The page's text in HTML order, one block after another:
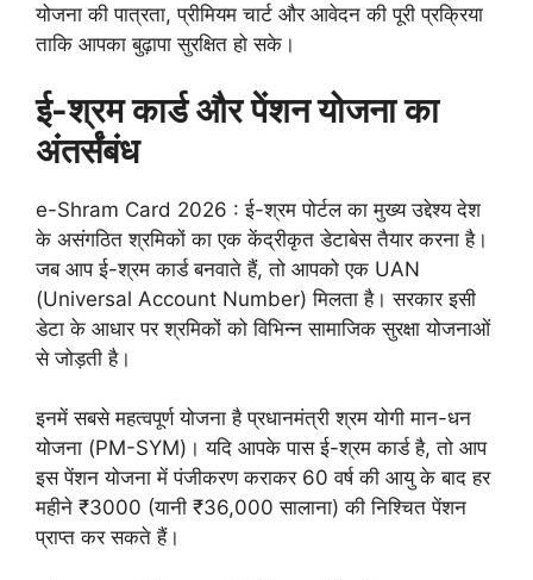
योजना की पात्रता, प्रीमियम चार्ट और आवेदन की पूरी प्रक्रिया
ताकि आपका बुढ़ापा सुरक्षित हो सके।
ई-श्रम कार्ड और पेंशन योजना का
अंतर्संबंध
e-Shram Card 2026 : ई-श्रम पोर्टल का मुख्य उद्देश्य देश
के असंगठित श्रमिकों का एक केंद्रीकृत डेटाबेस तैयार करना है।
जब आप ई-श्रम कार्ड बनवाते हैं, तो आपको एक UAN
(Universal Account Number) मिलता है। सरकार इसी
डेटा के आधार पर श्रमिकों को विभिन्न सामाजिक सुरक्षा योजनाओं
से जोड़ती है।
इनमें सबसे महत्वपूर्ण योजना है प्रधानमंत्री श्रम योगी मान-धन
योजना (PM-SYM)। यदि आपके पास ई-श्रम कार्ड है, तो आप
इस पेंशन योजना में पंजीकरण कराकर 60 वर्ष की आयु के बाद हर
महीने ₹3000 (यानी ₹36,000 सालाना) की निश्चित पेंशन
प्राप्त कर सकते हैं।